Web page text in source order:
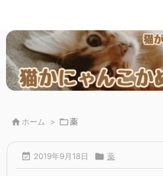
 ホーム > 薬
 2019年9月18日  薬